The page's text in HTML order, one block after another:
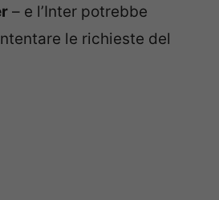
– e l’Inter potrebbe
le richieste del